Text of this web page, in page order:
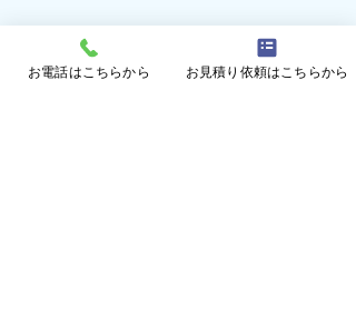
お電話はこちらから お見積り依頼はこちらから